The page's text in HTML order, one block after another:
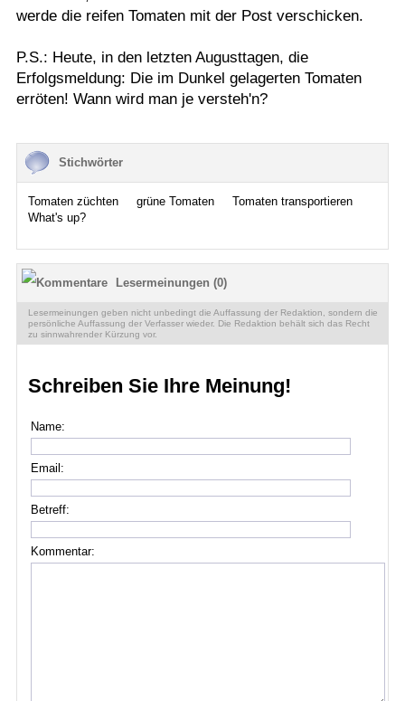
werde die reifen Tomaten mit der Post verschicken.
P.S.: Heute, in den letzten Augusttagen, die
Erfolgsmeldung: Die im Dunkel gelagerten Tomaten
erröten! Wann wird man je versteh'n?
Stichwörter
Tomaten züchten grüne Tomaten
Tomaten transportieren
What's up?
Lesermeinungen (0)
Lesermeinungen geben nicht unbedingt die Auffassung der Redaktion, sondern die
persönliche Auffassung der Verfasser wieder. Die Redaktion behält sich das Recht
zu sinnwahrender Kürzung vor.
Schreiben Sie Ihre Meinung!
Name:
Email:
Betreff:
Kommentar: